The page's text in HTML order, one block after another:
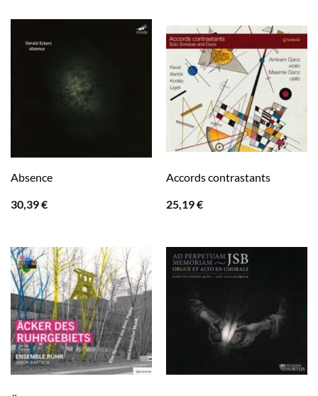
Absence
30,39€
Accords contrastants
25,19€